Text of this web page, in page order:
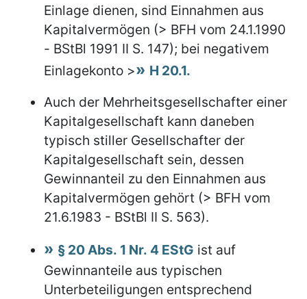
Einlage dienen, sind Einnahmen aus
Kapitalvermögen (> BFH vom 24.1.1990
- BStBl 1991 II S. 147); bei negativem
Einlagekonto >
H 20.1.
Auch der Mehrheitsgesellschafter einer
Kapitalgesellschaft kann daneben
typisch stiller Gesellschafter der
Kapitalgesellschaft sein, dessen
Gewinnanteil zu den Einnahmen aus
Kapitalvermögen gehört (> BFH vom
21.6.1983 - BStBl II S. 563).
§ 20 Abs. 1 Nr. 4 EStG ist auf
Gewinnanteile aus typischen
Unterbeteiligungen entsprechend